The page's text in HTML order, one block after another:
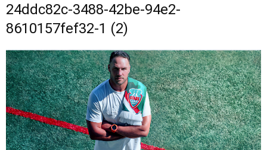
24ddc82c-3488-42be-94e2-
8610157fef32-1 (2)